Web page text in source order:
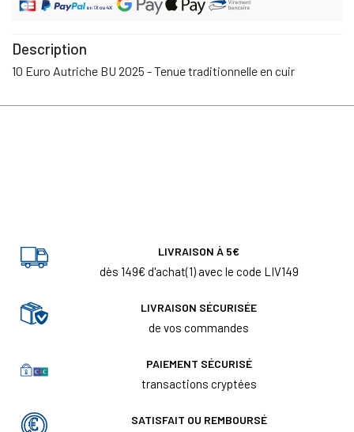
Description
10 Euro Autriche BU 2025 - Tenue traditionnelle en cuir
LIVRAISON À 5€
dès 149€ d'achat(1) avec le code LIV149
LIVRAISON SÉCURISÉE
de vos commandes
PAIEMENT SÉCURISÉ
transactions cryptées
SATISFAIT OU REMBOURSÉ